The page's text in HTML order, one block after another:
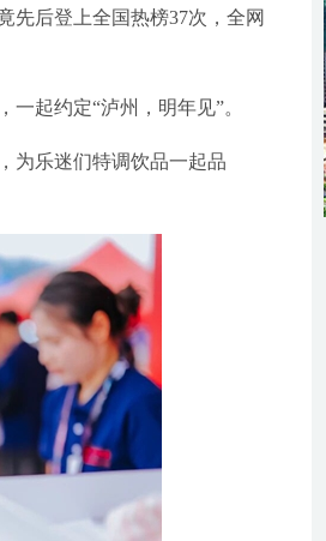
后登上全国热榜37次，全网
起约定“泸州，明年见”。
为乐迷们特调饮品一起品